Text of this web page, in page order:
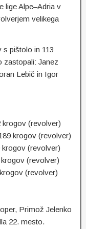
lige Alpe–Adria v
velikega
s pištolo in 113
zastopali: Janez
Lebič in Igor
krogov (revolver)
krogov (revolver)
krogov (revolver)
(revolver)
(revolver)
Primož Jelenko
22. mesto.